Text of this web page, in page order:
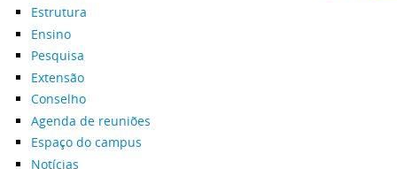
Estrutura
Ensino
Pesquisa
Extensão
Conselho
Agenda de reuniões
Espaço do campus
Notícias